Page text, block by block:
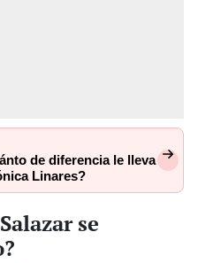
de diferencia le lleva
Linares?
se